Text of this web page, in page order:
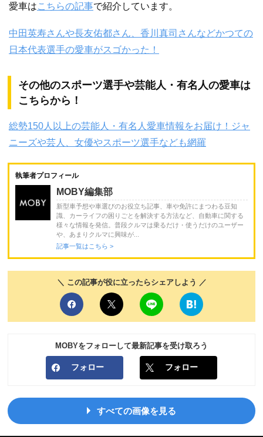
愛車はこちらの記事で紹介しています。
中田英寿さんや長友佑都さん、香川真司さんなどかつての
日本代表選手の愛車がスゴかった！
その他のスポーツ選手や芸能人・有名人の愛車は
こちらから！
総勢150人以上の芸能人・有名人愛車情報をお届け！ジャ
ニーズや芸人、女優やスポーツ選手なども網羅
執筆者プロフィール
MOBY編集部
新型車予想や車選びのお役立ち記事、車や免許にまつわる豆知
識、カーライフの困りごとを解決する方法など、自動車に関する
様々な情報を発信。普段クルマは乗るだけ・使うだけのユーザー
や、あまりクルマに興味が...
記事一覧はこちら >
＼ この記事が役に立ったらシェアしよう ／
MOBYをフォローして最新記事を受け取ろう
フォロー フォロー
すべての画像を見る